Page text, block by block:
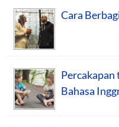
Cara
Bahasa